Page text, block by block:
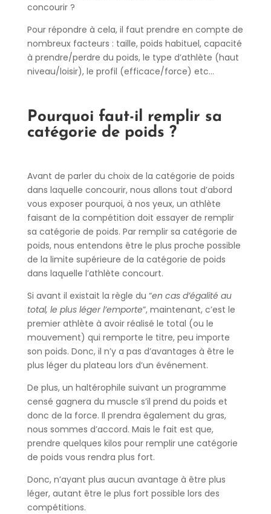
concourir ?
Pour répondre à cela, il faut prendre en compte de
nombreux facteurs : taille, poids habituel, capacité
à prendre/perdre du poids, le type d’athlète (haut
niveau/loisir), le profil (efficace/force) etc…
Pourquoi faut-il remplir sa
catégorie de poids ?
Avant de parler du choix de la catégorie de poids
dans laquelle concourir, nous allons tout d’abord
vous exposer pourquoi, à nos yeux, un athlète
faisant de la compétition doit essayer de remplir
sa catégorie de poids. Par remplir sa catégorie de
poids, nous entendons être le plus proche possible
de la limite supérieure de la catégorie de poids
dans laquelle l’athlète concourt.
Si avant il existait la règle du “en cas d’égalité au
total, le plus léger l’emporte”, maintenant, c’est le
premier athlète à avoir réalisé le total (ou le
mouvement) qui remporte le titre, peu importe
son poids. Donc, il n’y a pas d’avantages à être le
plus léger du plateau lors d’un événement.
De plus, un haltérophile suivant un programme
censé gagnera du muscle s’il prend du poids et
donc de la force. Il prendra également du gras,
nous sommes d’accord. Mais le fait est que,
prendre quelques kilos pour remplir une catégorie
de poids vous rendra plus fort.
Donc, n’ayant plus aucun avantage à être plus
léger, autant être le plus fort possible lors des
compétitions.